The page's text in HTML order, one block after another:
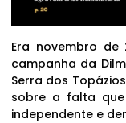
Era novembro de
campanha da
Serra dos
sobre a falta
independente e